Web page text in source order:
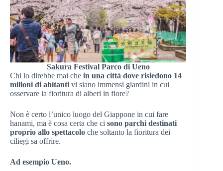
Sakura Festival Parco di Ueno
Chi lo direbbe mai che in una città dove risiedono 14
milioni di abitanti vi siano immensi giardini in cui
osservare la fioritura di alberi in fiore?
Non è certo l’unico luogo del Giappone in cui fare
hanami, ma è cosa certa che ci sono parchi destinati
proprio allo spettacolo che soltanto la fioritura dei
ciliegi sa offrire.
Ad esempio Ueno.